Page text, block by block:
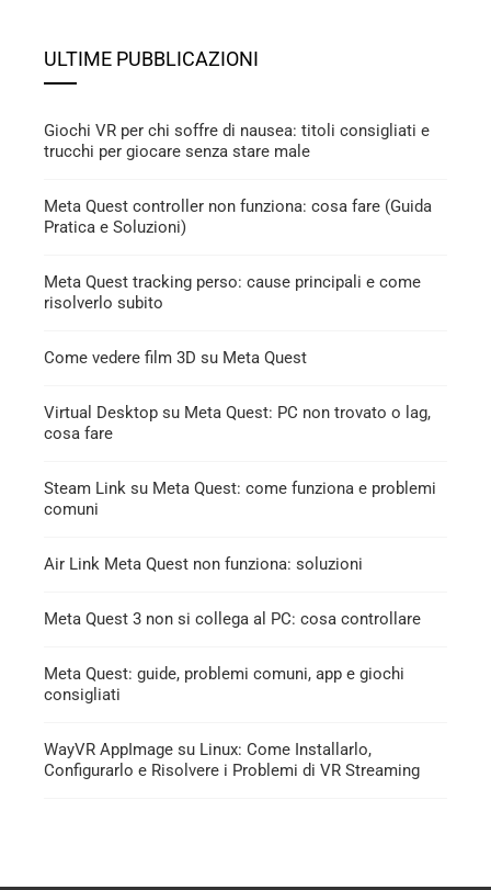
ULTIME PUBBLICAZIONI
Giochi VR per chi soffre di nausea: titoli consigliati e
trucchi per giocare senza stare male
Meta Quest controller non funziona: cosa fare (Guida
Pratica e Soluzioni)
Meta Quest tracking perso: cause principali e come
risolverlo subito
Come vedere film 3D su Meta Quest
Virtual Desktop su Meta Quest: PC non trovato o lag,
cosa fare
Steam Link su Meta Quest: come funziona e problemi
comuni
Air Link Meta Quest non funziona: soluzioni
Meta Quest 3 non si collega al PC: cosa controllare
Meta Quest: guide, problemi comuni, app e giochi
consigliati
WayVR AppImage su Linux: Come Installarlo,
Configurarlo e Risolvere i Problemi di VR Streaming